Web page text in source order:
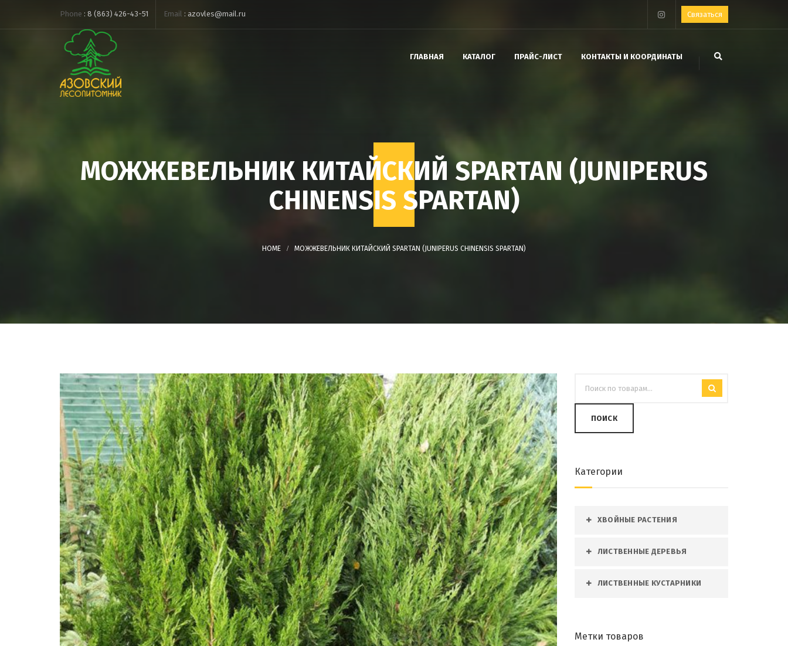
Phone : 8 (863) 426-43-51 Email : azovles@mail.ru Связаться
ГЛАВНАЯ КАТАЛОГ ПРАЙС-ЛИСТ КОНТАКТЫ И КООРДИНАТЫ
МОЖЖЕВЕЛЬНИК КИТАЙСКИЙ SPARTAN (JUNIPERUS
CHINENSIS SPARTAN)
МОЖЖЕВЕЛЬНИК КИТАЙСКИЙ SPARTAN (JUNIPERUS CHINENSIS SPARTAN)
ПОИСК
Категории
ХВОЙНЫЕ РАСТЕНИЯ
ЛИСТВЕННЫЕ ДЕРЕВЬЯ
ЛИСТВЕННЫЕ КУСТАРНИКИ
Метки товаров